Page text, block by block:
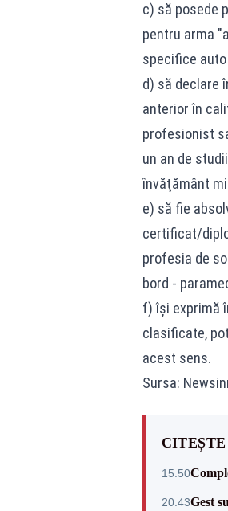
c) să posede
pentru arma
specifice auto
d) să declare
anterior în
profesionist
un an de
învăţământ
e) să fie
certificat/
profesia de
bord -
f) îşi exprimă
clasificate,
acest sens.
Sursa:
15:50
20:43Gest